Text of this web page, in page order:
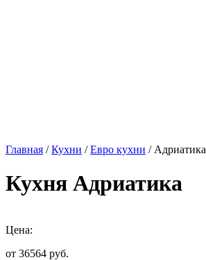
Главная /Кухни /Евро кухни / Адриатика
Кухня Адриатика
Цена:
от 36564 руб.